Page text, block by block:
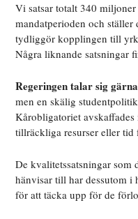
Vi satsar totalt 340
mandatperioden och ställer
tydliggör kopplingen till
Några liknande satsningar
Regeringen talar sig
men en skälig
Kårobligatoriet
tillräckliga resurser eller tid
De kvalitetssatsningar som
hänvisar till har dessutom i
för att täcka upp för de